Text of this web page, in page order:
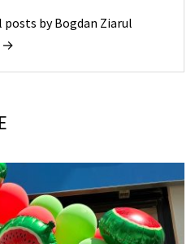
posts by Bogdan Ziarul
→